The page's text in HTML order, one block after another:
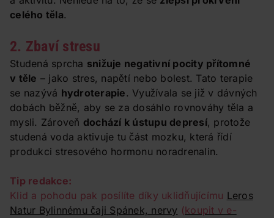
celého těla.
2. Zbaví stresu
Studená sprcha snižuje negativní pocity přítomné
v těle – jako stres, napětí nebo bolest. Tato terapie
se nazývá hydroterapie. Využívala se již v dávných
dobách běžně, aby se za dosáhlo rovnováhy těla a
mysli. Zároveň dochází k ústupu depresí, protože
studená voda aktivuje tu část mozku, která řídí
produkci stresového hormonu noradrenalin.
Tip redakce:
Klid a pohodu pak posílíte díky uklidňujícímu Leros
Natur Bylinnému čaji Spánek, nervy (koupit v e-